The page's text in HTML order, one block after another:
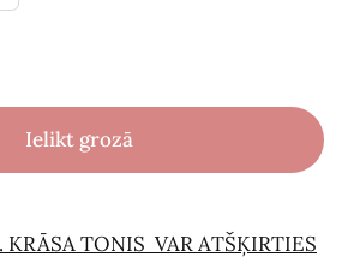
Ielikt grozā
TONIS VAR ATŠĶIRTIES